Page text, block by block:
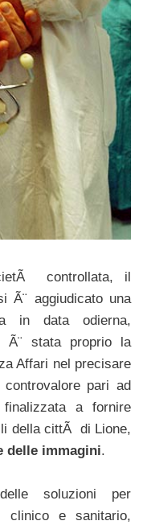
controllata, il
Ã¨ aggiudicato una
in data odierna,
Ã¨ stata proprio la
Affari nel precisare
pari ad
a fornire
della cittÃ di Lione,
delle immagini.
soluzioni per
clinico e sanitario,